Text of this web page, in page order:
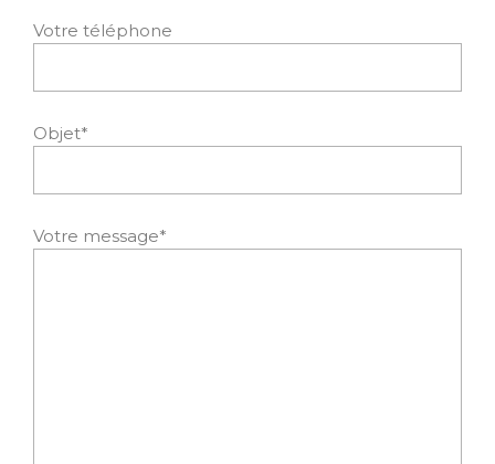
Votre téléphone
Objet*
Votre message*